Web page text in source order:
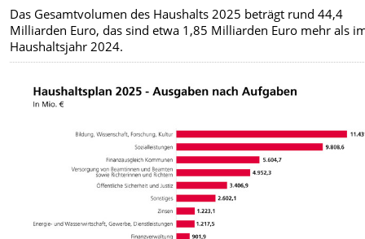
Das Gesamtvolumen des Haushalts 2025 beträgt rund 44,4
Milliarden Euro, das sind etwa 1,85 Milliarden Euro mehr als
Haushaltsjahr 2024.